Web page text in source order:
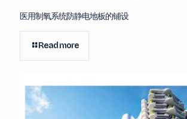
医用制氧系统防静电地板的铺设
Read more